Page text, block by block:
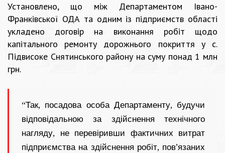
Установлено, що між Департаментом Івано-
Франківської ОДА та одним із підприємств області
укладено договір на виконання робіт щодо
капітального ремонту дорожнього покриття у с.
Підвисоке Снятинського району на суму понад 1 млн
грн.
“Так, посадова особа Департаменту, будучи
відповідальною за здійснення технічного
нагляду, не перевіривши фактичних витрат
підприємства на здійснення робіт, пов’язаних